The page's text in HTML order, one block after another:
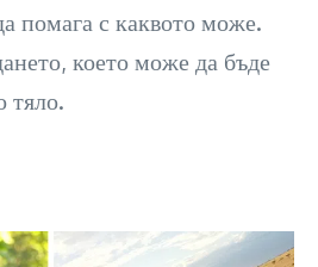
помага с каквото може.
което може да бъде
тяло.